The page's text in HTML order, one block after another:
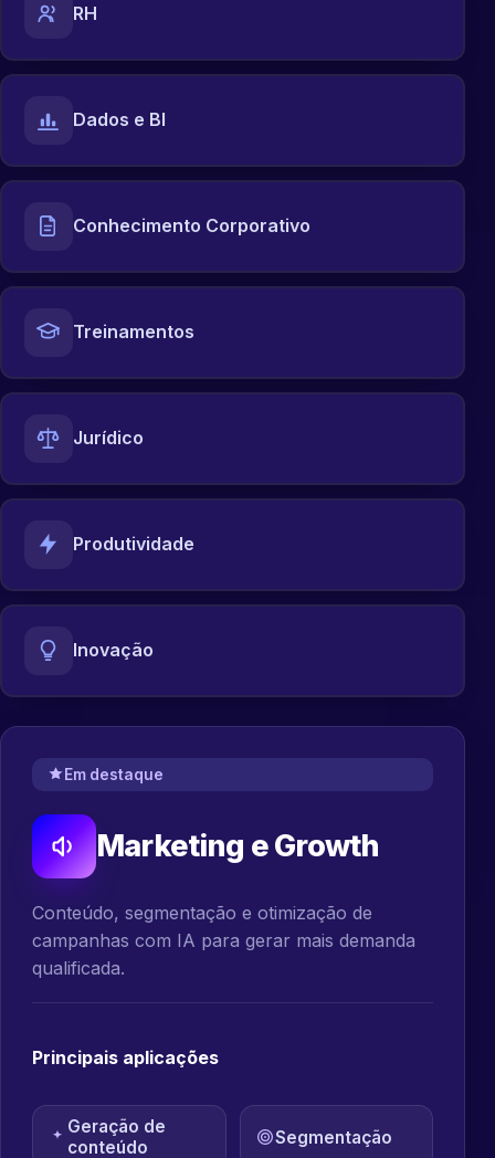
RH
Dados e BI
Conhecimento Corporativo
Treinamentos
Jurídico
Produtividade
Inovação
Em destaque
Marketing e Growth
Conteúdo, segmentação e otimização de
campanhas com IA para gerar mais demanda
qualificada.
Principais aplicações
Geração de
conteúdo
Segmentação